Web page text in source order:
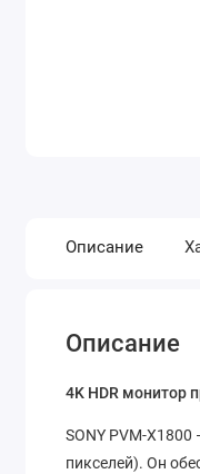
Описание
Описание
4K HDR монитор
SONY PVM-
пикселей). Он